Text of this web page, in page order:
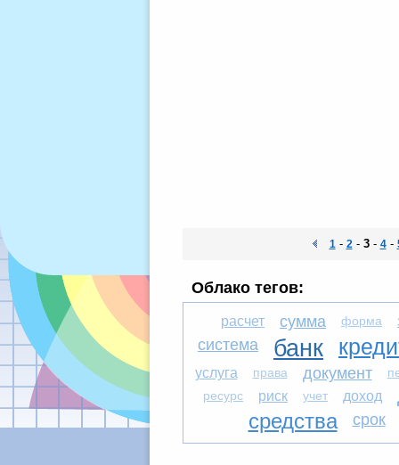
1- 2- 3- 4-
Облако тегов:
расчет сумма форма
система банк
услуга права документ
ресурс
риск учет доход
средства срок